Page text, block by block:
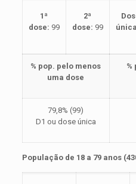
1ª
dose: 99
2ª
dose: 99
% pop. pelo menos
uma dose
%
79,8% (99)
D1 ou dose única
População de 18 a 79 anos